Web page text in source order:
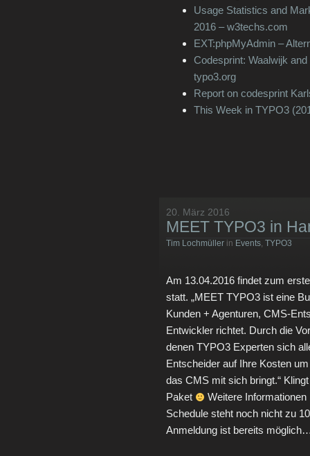
Usage Statistics and
2016 – w3techs.com
EXT:phpMyAdmin –
Codesprint: Waalwijk
typo3.org
Report on codesprint
This Week in TYPO3
20. März 2016
MEET TYPO3 in
Tim Lochmüller in Events, TYPO3
Am 13.04.2016 findet zum
statt. „MEET TYPO3 ist eine
Kunden + Agenturen, CMS-
Entwickler richtet. Durch die
denen TYPO3 Experten sich
Entscheider auf Ihre Kosten
das CMS mit sich bringt.“
Paket
Weitere
Schedule steht noch nicht zu
Anmeldung ist bereits